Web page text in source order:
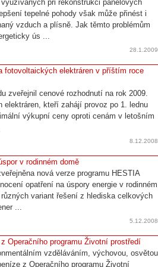
při rekonstrukci panelových
tepelné pohody však může přinést i
vzduch a plísně. Jak těmto problémům
ús ...
28.1.2009
fotovoltaických elektráren v příštím roce
zveřejnil cenové rozhodnutí na rok 2009.
kteří zahájí provoz po 1. lednu
výkupní ceny oproti cenám v letošním
8.12.2008
v rodinném domě
nová verze programu HESTIA
opatření na úspory energie v rodinném
variant řešení z hlediska celkových
...
5.12.2008
Operačního programu Životní prostředí
vzděláváním, výchovou, osvětou
z Operačního programu Životní